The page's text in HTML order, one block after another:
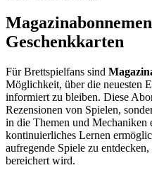
Geschenkkarten
Für Brettspielfans sind
Möglichkeit, über die neuesten
informiert zu bleiben. Diese
Rezensionen von Spielen,
in die Themen und Mechaniken
kontinuierliches Lernen
aufregende Spiele zu
bereichert wird.